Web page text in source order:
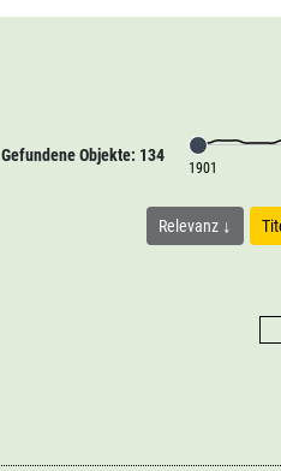
Gefundene Objekte: 134
1901
Relevanz